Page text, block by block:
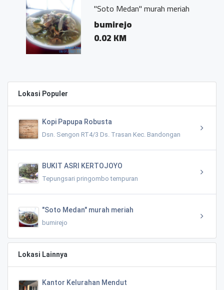
"Soto Medan" murah meriah
bumirejo
0.02 KM
Lokasi Populer
Kopi Papupa Robusta
Dsn. Sengon RT4/3 Ds. Trasan Kec. Bandongan
BUKIT ASRI KERTOJOYO
Tepungsari pringombo tempuran
"Soto Medan" murah meriah
bumirejo
Lokasi Lainnya
Kantor Kelurahan Mendut